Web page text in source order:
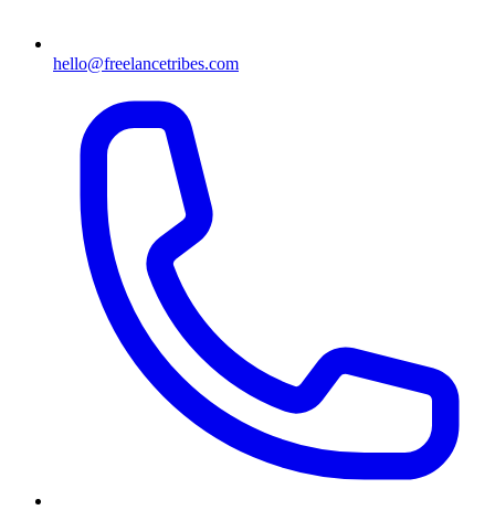
hello@freelancetribes.com